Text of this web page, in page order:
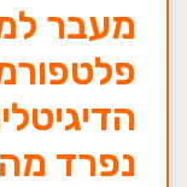
מעבר
נפרד